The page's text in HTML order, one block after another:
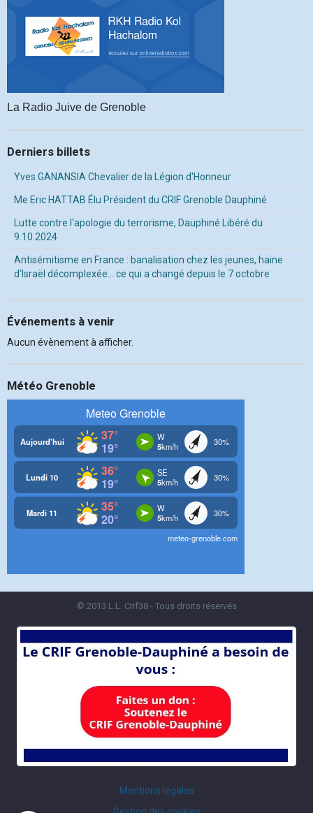
La Radio Juive de Grenoble
Derniers billets
Yves GANANSIA Chevalier de la Légion d'Honneur
Me Eric HATTAB Élu Président du CRIF Grenoble Dauphiné
Lutte contre l'apologie du terrorisme, Dauphiné Libéré du
9.10.2024
Antisémitisme en France : banalisation chez les jeunes, haine
d’Israël décomplexée… ce qui a changé depuis le 7 octobre
Événements à venir
Aucun évènement à afficher.
Météo Grenoble
© 2013 L.L. Crif38 - Tous droits réservés
Mentions légales